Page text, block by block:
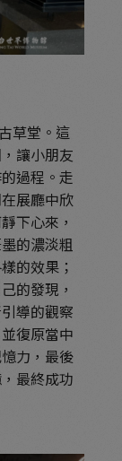
草堂。這
讓小朋友
過程。走
展廳中欣
下心來，
的濃淡粗
的效果；
的發現，
導的觀察
復原當中
力，最後
最終成功